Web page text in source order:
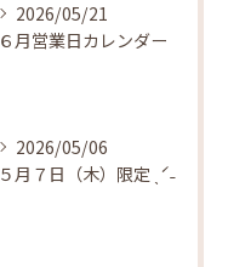
2026/05/21
６月営業日カレンダー
2026/05/06
５月７日（木）限定 ˎˊ˗